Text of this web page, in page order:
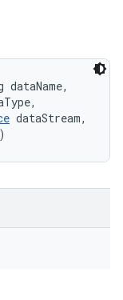
dataStream,